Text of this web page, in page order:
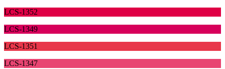
LCS-1352
LCS-1349
LCS-1351
LCS-1347